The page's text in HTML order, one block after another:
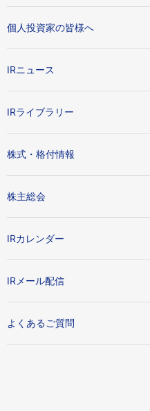
個人投資家の皆様へ
IRニュース
IRライブラリー
株式・格付情報
株主総会
IRカレンダー
IRメール配信
よくあるご質問